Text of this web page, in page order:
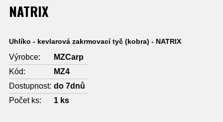
NATRIX
Uhlíko - kevlarová zakrmovací tyč (kobra) - NATRIX
Výrobce:
MZCarp
Kód:
MZ4
Dostupnost: do 7dnů
Počet ks:
1 ks